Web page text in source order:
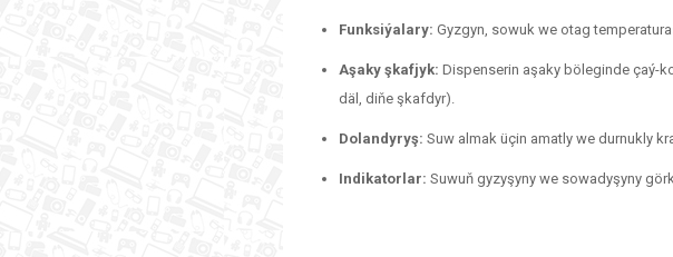
Funksiýalary: Gyzgyn, sowuk we otag
Aşaky şkafjyk: Dispenserin aşaky böleginde çaý-
däl, diňe şkafdyr).
Dolandyryş: Suw almak üçin amatly we durnukly
Indikatorlar: Suwuň gyzyşyny we sowadyşyny